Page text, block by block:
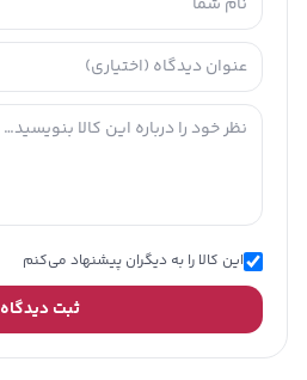
این کالا را به دیگران پیشنهاد می‌کنم
ثبت دیدگاه